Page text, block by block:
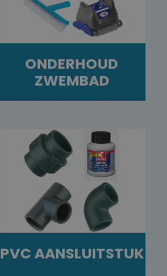
ONDERHOUD
ZWEMBAD
PVC AANSLUITSTUK